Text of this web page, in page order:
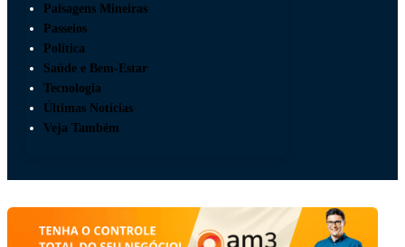
Paisagens Mineiras
Passeios
Política
Saúde e Bem-Estar
Tecnologia
Últimas Notícias
Veja Também